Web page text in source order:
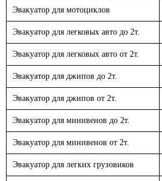
Эвакуатор для мотоциклов
Эвакуатор для легковых авто до 2т.
Эвакуатор для легковых авто от 2т.
Эвакуатор для джипов до 2т.
Эвакуатор для джипов от 2т.
Эвакуатор для минивенов до 2т.
Эвакуатор для минивенов от 2т.
Эвакуатор для легких грузовиков